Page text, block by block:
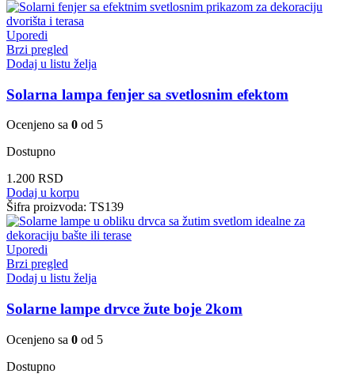
Uporedi
Brzi pregled
Dodaj u listu želja
Solarna lampa fenjer sa svetlosnim efektom
Ocenjeno sa 0 od 5
Dostupno
1.200 RSD
Dodaj u korpu
Šifra proizvoda: TS139
Uporedi
Brzi pregled
Dodaj u listu želja
Solarne lampe drvce žute boje 2kom
Ocenjeno sa 0 od 5
Dostupno